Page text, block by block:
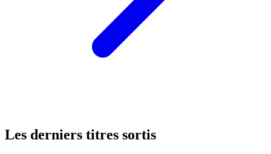
Les derniers titres sortis